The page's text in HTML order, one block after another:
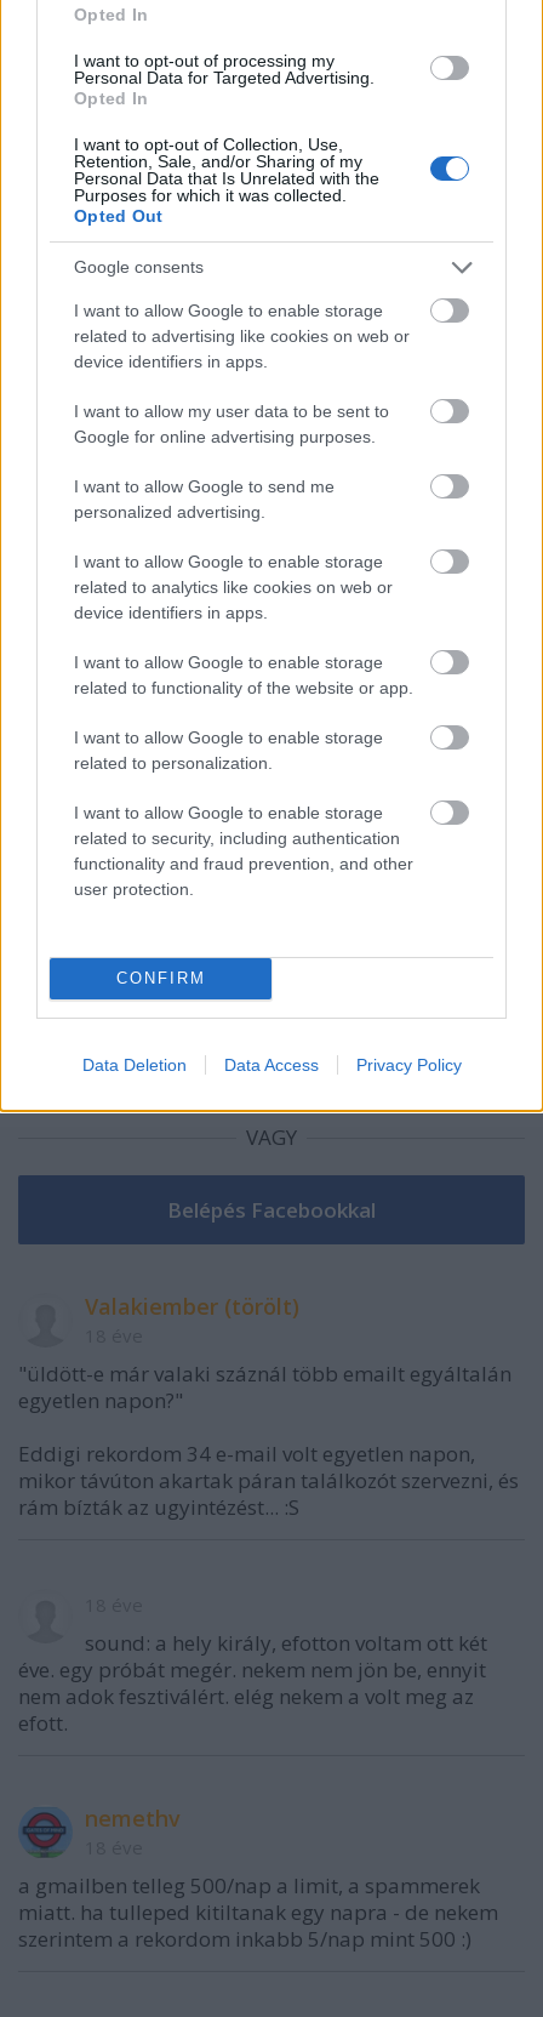
Opted In
I want to opt-out of processing my
Personal Data for Targeted Advertising.
Opted In
I want to opt-out of Collection, Use,
Retention, Sale, and/or Sharing of my
Personal Data that Is Unrelated with the
Purposes for which it was collected.
Opted Out
Google consents
I want to allow Google to enable storage
related to advertising like cookies on web or
device identifiers in apps.
I want to allow my user data to be sent to
Google for online advertising purposes.
I want to allow Google to send me
personalized advertising.
I want to allow Google to enable storage
related to analytics like cookies on web or
device identifiers in apps.
I want to allow Google to enable storage
related to functionality of the website or app.
I want to allow Google to enable storage
related to personalization.
I want to allow Google to enable storage
related to security, including authentication
functionality and fraud prevention, and other
user protection.
CONFIRM
Data Deletion Data Access Privacy Policy
Ajánlott bejegyzések:
A reszponzív dizájn hazugságai
Mit válasszunk Apple Watch helyett?
Az egyik legmenőbb app dizájner
Az igazi országimázs: mostantól Borsi
Flóra inspirálja a világ dizájnereit
Szólj hozzá!
A hozzászóláshoz be kell lépned!
VAGY
Valakiember (törölt)
"üldött-e már valaki száznál több emailt egyáltalán
egyetlen napon?"
Eddigi rekordom 34 e-mail volt egyetlen napon,
mikor távúton akartak páran találkozót szervezni, és
rám bízták az ugyintézést... :S
sound: a hely király, efotton voltam ott két
éve. egy próbát megér. nekem nem jön be, ennyit
nem adok fesztiválért. elég nekem a volt meg az
efott.
nemethv
a gmailben telleg 500/nap a limit, a spammerek
miatt. ha tulleped kitiltanak egy napra - de nekem
szerintem a rekordom inkabb 5/nap mint 500 :)